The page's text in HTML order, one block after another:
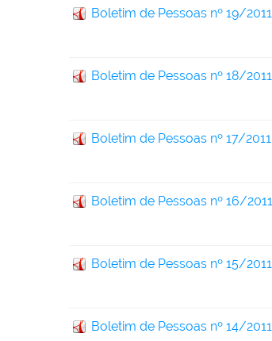
Boletim de Pessoas nº 19/2011
Boletim de Pessoas nº 18/2011
Boletim de Pessoas nº 17/2011
Boletim de Pessoas nº 16/2011
Boletim de Pessoas nº 15/2011
Boletim de Pessoas nº 14/2011